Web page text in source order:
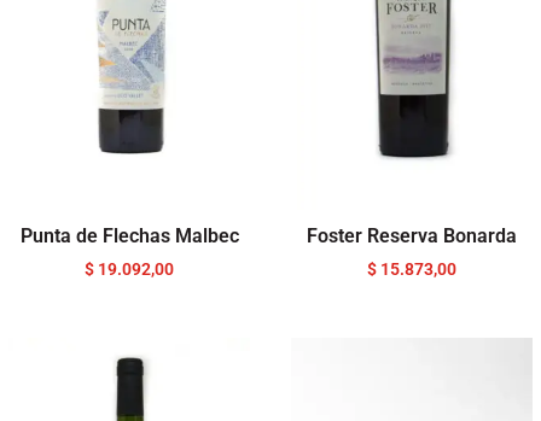
Punta de Flechas Malbec
$ 19.092,00
Foster Reserva Bonarda
$ 15.873,00